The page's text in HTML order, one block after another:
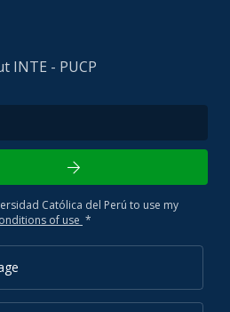
INTE - PUCP
Católica del Perú to use my
of use *